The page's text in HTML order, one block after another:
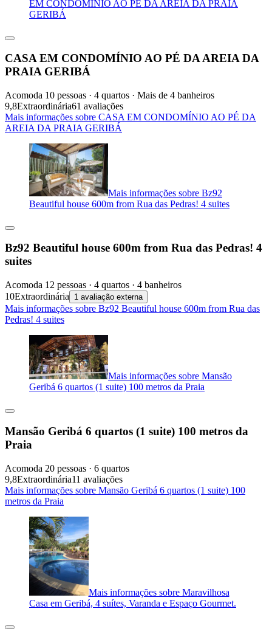
EM CONDOMÍNIO AO PÉ DA AREIA DA PRAIA
GERIBÁ
CASA EM CONDOMÍNIO AO PÉ DA AREIA DA
PRAIA GERIBÁ
Acomoda 10 pessoas · 4 quartos · Mais de 4 banheiros
9,8Extraordinária61 avaliações
Mais informações sobre CASA EM CONDOMÍNIO AO PÉ DA
AREIA DA PRAIA GERIBÁ
Mais informações sobre Bz92
Beautiful house 600m from Rua das Pedras! 4 suites
Bz92 Beautiful house 600m from Rua das Pedras! 4
suites
Acomoda 12 pessoas · 4 quartos · 4 banheiros
10Extraordinária 1 avaliação externa
Mais informações sobre Bz92 Beautiful house 600m from Rua das
Pedras! 4 suites
Mais informações sobre Mansão
Geribá 6 quartos (1 suite) 100 metros da Praia
Mansão Geribá 6 quartos (1 suite) 100 metros da
Praia
Acomoda 20 pessoas · 6 quartos
9,8Extraordinária11 avaliações
Mais informações sobre Mansão Geribá 6 quartos (1 suite) 100
metros da Praia
Mais informações sobre Maravilhosa
Casa em Geribá, 4 suítes, Varanda e Espaço Gourmet.